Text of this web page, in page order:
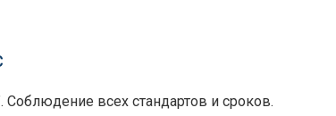
всех стандартов и сроков.